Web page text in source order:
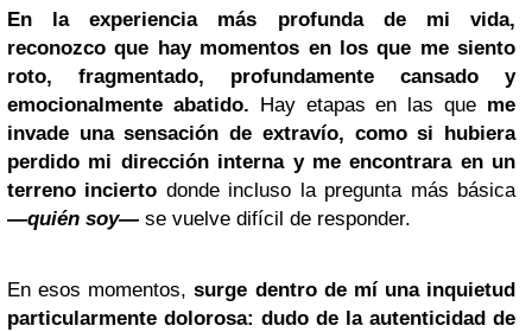
En la experiencia más profunda de mi vida,
reconozco que hay momentos en los que me siento
roto, fragmentado, profundamente cansado y
emocionalmente abatido. Hay etapas en las que me
invade una sensación de extravío, como si hubiera
perdido mi dirección interna y me encontrara en un
terreno incierto donde incluso la pregunta más básica
—quién soy— se vuelve difícil de responder.
En esos momentos,surge dentro de mí una inquietud
particularmente dolorosa: dudo de la autenticidad de